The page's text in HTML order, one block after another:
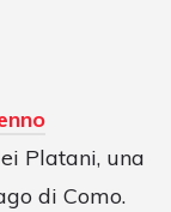
Platani, una
di Como.